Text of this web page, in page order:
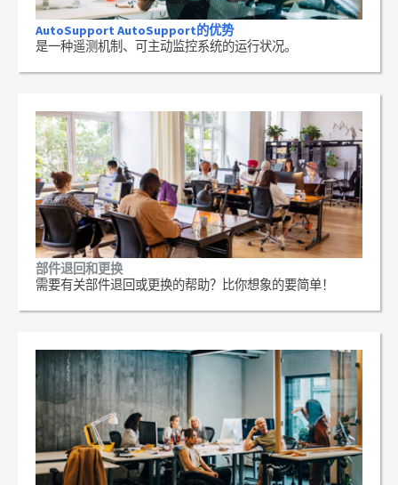
AutoSupport AutoSupport的优势
是一种遥测机制、可主动监控系统的运行状况。
部件退回和更换
需要有关部件退回或更换的帮助？比你想象的要简单！